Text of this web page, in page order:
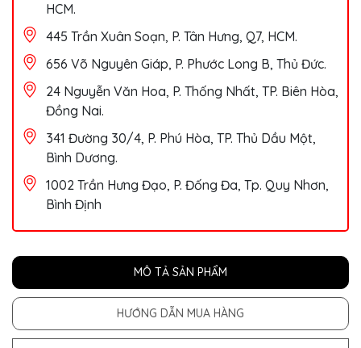
HCM.
445 Trần Xuân Soạn, P. Tân Hưng, Q7, HCM.
656 Võ Nguyên Giáp, P. Phước Long B, Thủ Đức.
24 Nguyễn Văn Hoa, P. Thống Nhất, TP. Biên Hòa,
Đồng Nai.
341 Đường 30/4, P. Phú Hòa, TP. Thủ Dầu Một,
Bình Dương.
1002 Trần Hưng Đạo, P. Đống Đa, Tp. Quy Nhơn,
Bình Định
MÔ TẢ SẢN PHẨM
HƯỚNG DẪN MUA HÀNG